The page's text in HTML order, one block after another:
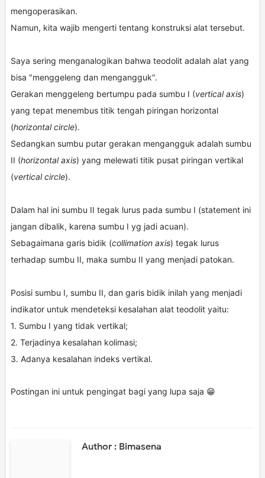
mengoperasikan.
Namun, kita wajib mengerti tentang konstruksi alat tersebut.
Saya sering menganalogikan bahwa teodolit adalah alat yang
bisa "menggeleng dan mengangguk".
Gerakan menggeleng bertumpu pada sumbu I (vertical axis)
yang tepat menembus titik tengah piringan horizontal
(horizontal circle).
Sedangkan sumbu putar gerakan mengangguk adalah sumbu
II (horizontal axis) yang melewati titik pusat piringan vertikal
(vertical circle).
Dalam hal ini sumbu II tegak lurus pada sumbu I (statement ini
jangan dibalik, karena sumbu I yg jadi acuan).
Sebagaimana garis bidik (collimation axis) tegak lurus
terhadap sumbu II, maka sumbu II yang menjadi patokan.
Posisi sumbu I, sumbu II, dan garis bidik inilah yang menjadi
indikator untuk mendeteksi kesalahan alat teodolit yaitu:
1. Sumbu I yang tidak vertikal;
2. Terjadinya kesalahan kolimasi;
3. Adanya kesalahan indeks vertikal.
Postingan ini untuk pengingat bagi yang lupa saja 😁
Author : Bimasena